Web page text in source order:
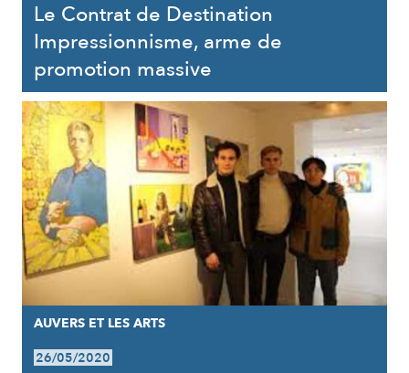
Le Contrat de Destination
Impressionnisme, arme de
promotion massive
AUVERS ET LES ARTS
26/05/2020